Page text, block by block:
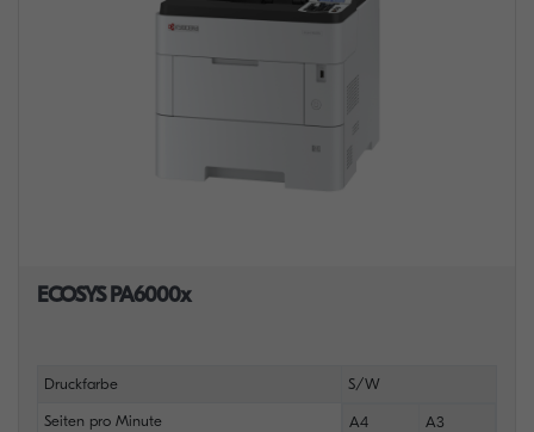
ECOSYS PA6000x
Druckfarbe S/W
Seiten pro Minute A4 A3